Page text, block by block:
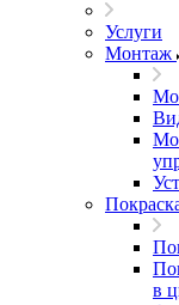
Услуги
Монтаж
в